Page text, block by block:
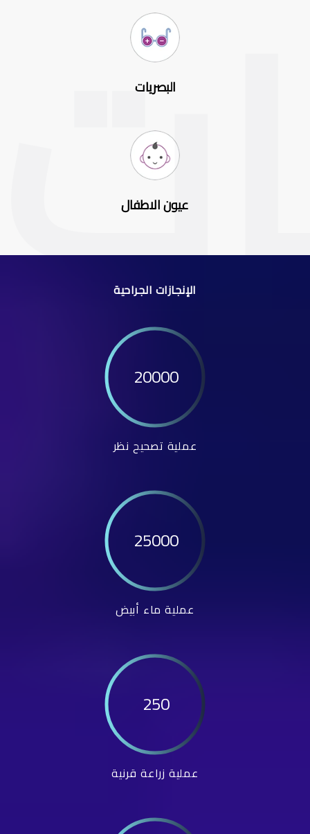
البصريات
عيون الاطفال
الإنجازات الجراحية
20000
عملية تصحيح نظر
25000
عملية ماء أبيض
250
عملية زراعة قرنية